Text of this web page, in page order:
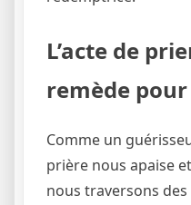
L’acte de
remède pour
Comme un
prière nous apaise
nous traversons